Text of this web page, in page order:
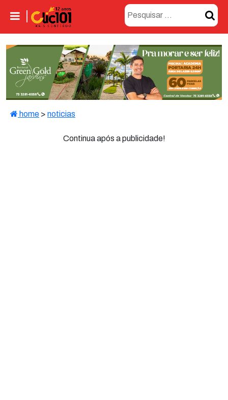
home > noticias
Continua após a publicidade!